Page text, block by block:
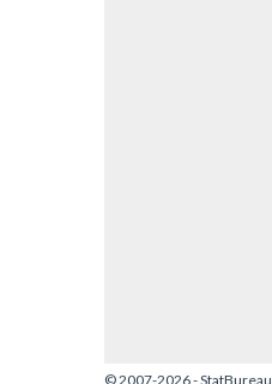
© 2007-2026 -